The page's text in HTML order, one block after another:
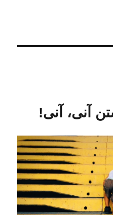
آنی، آنی!